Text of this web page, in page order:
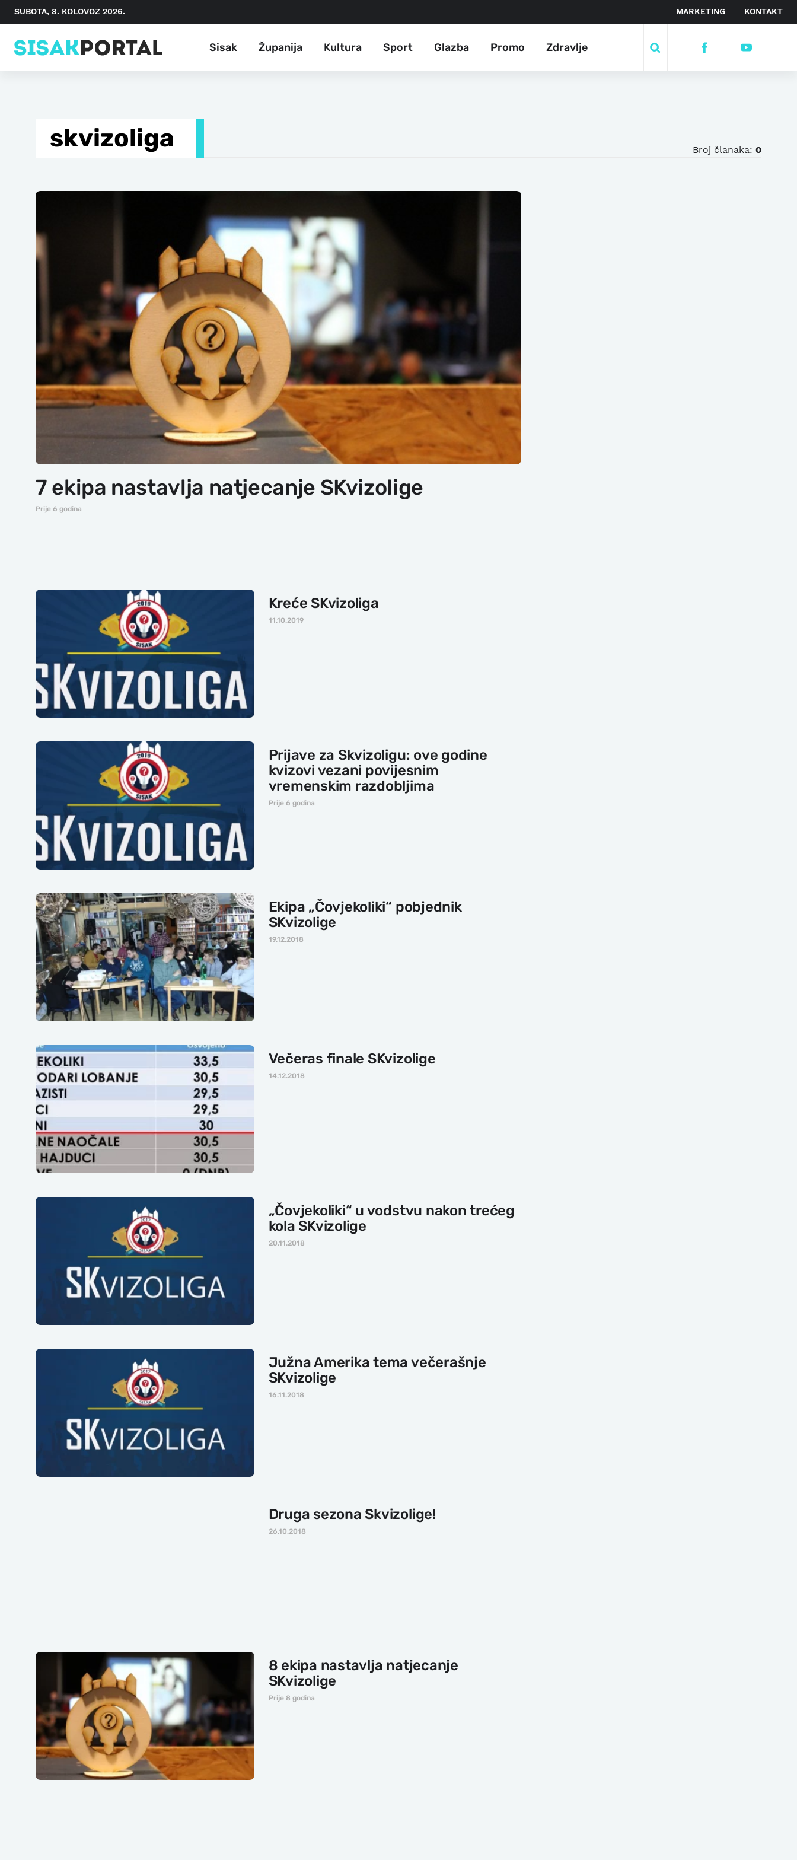
SUBOTA, 8. KOLOVOZ 2026. MARKETING KONTAKT
Sisak Županija Kultura Sport Glazba Promo Zdravlje
skvizoliga Broj članaka: 0
7 ekipa nastavlja natjecanje SKvizolige
Prije 6 godina
Kreće SKvizoliga
11.10.2019
Prijave za Skvizoligu: ove godine
kvizovi vezani povijesnim
vremenskim razdobljima
Prije 6 godina
Ekipa „Čovjekoliki“ pobjednik
SKvizolige
19.12.2018
Večeras finale SKvizolige
14.12.2018
„Čovjekoliki“ u vodstvu nakon trećeg
kola SKvizolige
20.11.2018
Južna Amerika tema večerašnje
SKvizolige
16.11.2018
Druga sezona Skvizolige!
26.10.2018
8 ekipa nastavlja natjecanje
SKvizolige
Prije 8 godina